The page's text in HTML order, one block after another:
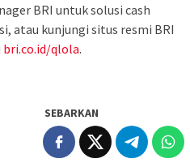
BRI untuk solusi cash
atau kunjungi situs resmi BRI
bri.co.id/qlola.
SEBARKAN